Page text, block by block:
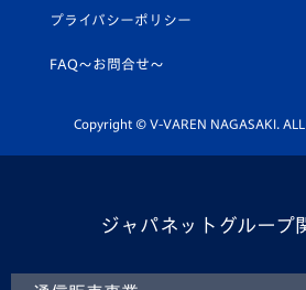
平和祈念活動
ホームタウン活動
スクール
公式LINE＠
プライバシーポリシー
FAQ〜お問合せ〜
Copyright © V-VAREN NAGASAKI. ALL
ジャパネットグループ